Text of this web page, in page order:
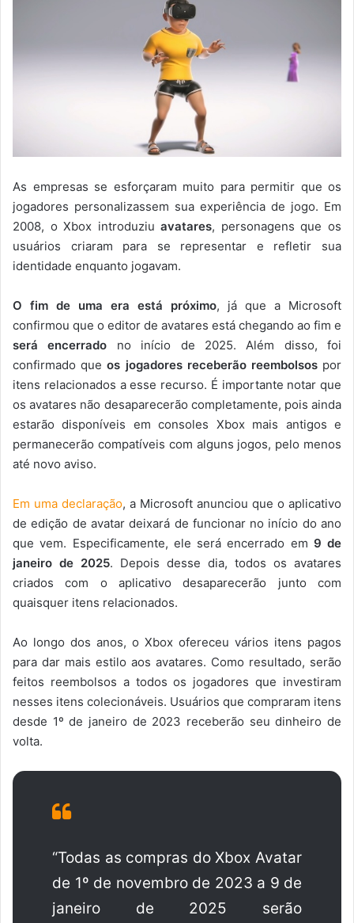
As empresas se esforçaram muito para permitir que os
jogadores personalizassem sua experiência de jogo. Em
2008, o Xbox introduziuavatares, personagens que os
usuários criaram para se representar e refletir sua
identidade enquanto jogavam.
O fim de uma era está próximo, já que a Microsoft
confirmou que o editor de avatares está chegando ao fim e
será encerrado no início de 2025. Além disso, foi
confirmado que os jogadores receberão reembolsospor
itens relacionados a esse recurso. É importante notar que
os avatares não desaparecerão completamente, pois ainda
estarão disponíveis em consoles Xbox mais antigos e
permanecerão compatíveis com alguns jogos, pelo menos
até novo aviso.
Em uma declaração, a Microsoft anunciou que o aplicativo
de edição de avatar deixará de funcionar no início do ano
que vem. Especificamente, ele será encerrado em 9 de
janeiro de 2025. Depois desse dia, todos os avatares
criados com o aplicativo desaparecerão junto com
quaisquer itens relacionados.
Ao longo dos anos, o Xbox ofereceu vários itens pagos
para dar mais estilo aos avatares. Como resultado, serão
feitos reembolsos a todos os jogadores que investiram
nesses itens colecionáveis. Usuários que compraram itens
desde 1º de janeiro de 2023 receberão seu dinheiro de
volta.
“Todas as compras do Xbox Avatar
de 1º de novembro de 2023 a 9 de
janeiro de 2025 serão